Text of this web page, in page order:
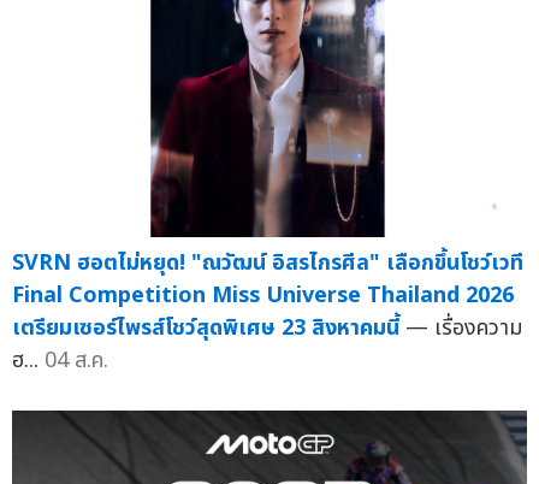
SVRN ฮอตไม่หยุด! "ณวัฒน์ อิสรไกรศีล" เลือกขึ้นโชว์เวที
Final Competition Miss Universe Thailand 2026
เตรียมเซอร์ไพรส์โชว์สุดพิเศษ 23 สิงหาคมนี้ — เรื่องความ
ฮ... 04 ส.ค.